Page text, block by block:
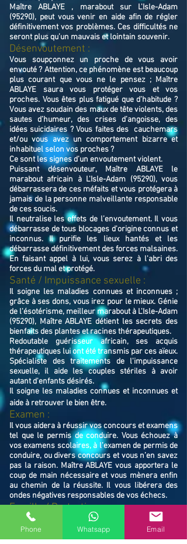
Maître ABLAYE , marabout sur L'Isle-Adam
(95290), peut vous venir en aide afin de régler
définitivement vos problèmes. Ces difficultés ne
seront plus qu’un mauvais et lointain souvenir.
Désenvoutement :
Vous soupçonnez un proche de vous avoir
envouté ? Attention, ce phénomène est beaucoup
plus courant que vous ne le pensez ; Maître
ABLAYE saura vous protéger vous et vos
proches. Vous êtes plus fatigué que d’habitude ?
Vous avez soudain des maux de tête violents, des
sautes d’humeur, des crises d’angoisse, des
idées suicidaires ? Vous faites des cauchemars
et/ou vous avez un comportement bizarre et
inhabituel selon vos proches ?
Ce sont les signes d’un envoutement violent.
Puissant désenvouteur,
Maître ABLAYE
le
marabout africain à L'Isle-Adam (95290), vous
débarrassera de ces méfaits et vous protégera à
jamais de la personne malveillante responsable
de ces soucis.
Il neutralise les effets de l’envoutement. Il vous
débarrasse de tous blocages d'origine connus et
inconnus. Il purifie les lieux hantés et les
débarrasse définitivement des forces malsaines.
En faisant appel à lui, vous serez à l'abri des
forces du mal et protégé.
Santé / Impuissance sexuelle :
Il soigne les maladies connues et inconnues ;
grâce à ses dons, vous irez pour le mieux. Génie
de l'ésotérisme, meilleur marabout à L'Isle-Adam
(95290), Maître ABLAYE détient les secrets des
bienfaits des plantes et racines thérapeutiques.
Redoutable guérisseur africain, ses acquis
thérapeutiques lui ont été transmis par ces aïeux.
Spécialiste des traitements de l'impuissance
sexuelle, il aide les couples stériles à avoir
autant d'enfants désirés.
Il soigne les maladies connues et inconnues et
aide à retrouver le bien être.
Examen :
Il vous aidera à réussir vos concours et examens
tel que le permis de conduire. Vous échouez à
vos examens scolaires, à l’examen de permis de
conduire, ou divers concours et vous n’en savez
pas la raison. Maître ABLAYE vous apportera le
coup de main nécessaire et vous mènera enfin
au chemin de la réussite. Il vous libérera des
ondes négatives responsables de vos échecs.
Famille / Protection :
Il vous protégera vous et votre famille, et
resserrera vos liens en cas de rupture familiale.
Ne restez pas avec vos souffrances, consultez le
Phone Whatsapp Email